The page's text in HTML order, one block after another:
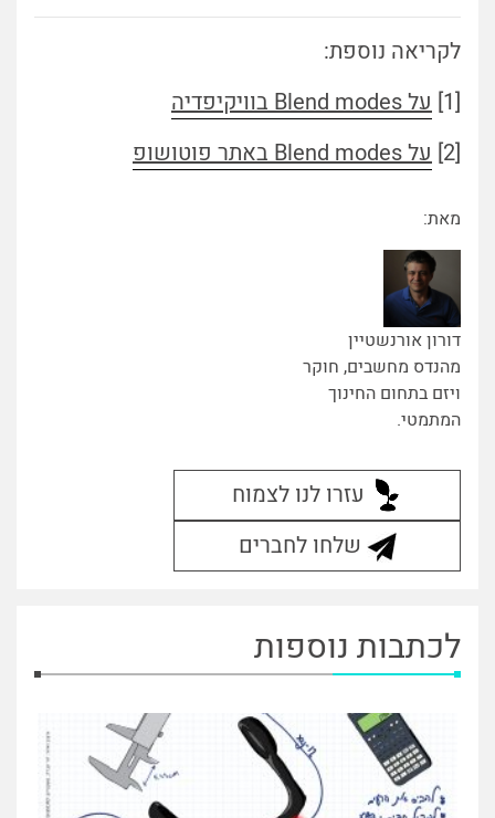
לקריאה נוספת:
[1]
על Blend modes בוויקיפדיה
[2]
על Blend modes באתר פוטושופ
מאת:
דורון אורנשטיין
מהנדס מחשבים, חוקר
ויזם בתחום החינוך
המתמטי.
עזרו לנו לצמוח
שלחו לחברים
לכתבות נוספות